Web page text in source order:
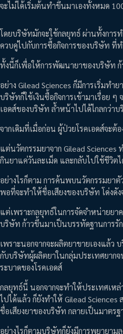
จะไม่ได้เริ่มต้นทำขึ้นมาเองทั้งหมด
โดยบริษัทมักจะใช้กลยุทธ์ ผ่านทั้งการ
ควบคู่ไปกับการซื้อกิจการของบริษัท ที่
ทั้งนี้ก็เพื่อให้การพัฒนายาของบริษัท ก้
อย่าง Gilead Sciences ก็มีการเริ่มทำ
บริษัทก็ใช้เงินซื้อกิจการเข้ามาเรื่อย ๆ
เอดส์ของบริษัท ล้ำหน้าไปได้ไกลกว่าบ
จากเดิมที่เมื่อก่อน ผู้ป่วยโรคเอดส์จะต้
แต่นวัตกรรมยาจาก Gilead
กินยาแค่วันละเม็ด และกลับไปใช้ชีวิตไ
อย่างไรก็ตาม การค้นพบนวัตกรรมยาตั
พอที่จะทำให้ชื่อเสียงของบริษัท โด่งดัง
แต่เพราะกลยุทธ์ในการจัดจำหน่ายยา
บริษัท ก้าวขึ้นมาเป็นบรรทัดฐานการรั
เพราะนอกจากจะผลิตยาขายเองแล้ว
กับบริษัทผู้ผลิตยาในกลุ่มประเทศยาก
ระบาดของโรคเอดส์
กลยุทธ์นี้ นอกจากจะทำให้ประเทศเห
ไปได้แล้ว ก็ยังทำให้ Gilead Sciences
ชื่อเสียงยาของบริษัท กลายเป็นมาตรฐ
อย่างไรก็ตามบริษัทก็ยังมีการพยายา